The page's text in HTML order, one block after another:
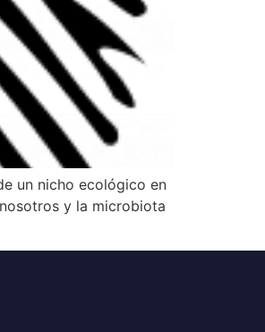
un nicho ecológico en
y la microbiota